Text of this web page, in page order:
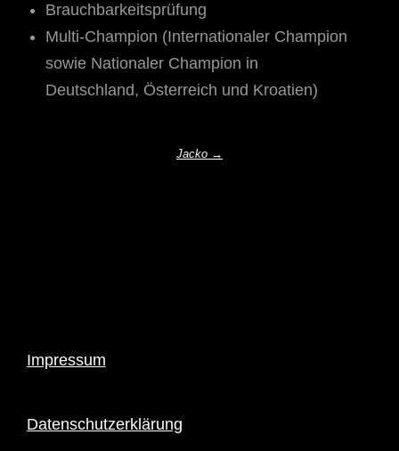
Brauchbarkeitsprüfung
Multi-Champion (Internationaler Champion
sowie Nationaler Champion in
Deutschland, Österreich und Kroatien)
Jacko →
Impressum
Datenschutzerklärung